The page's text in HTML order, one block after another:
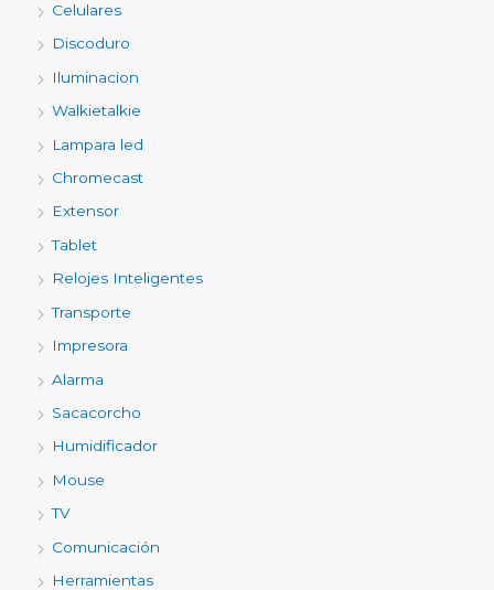
Celulares
Discoduro
Iluminacion
Walkietalkie
Lampara led
Chromecast
Extensor
Tablet
Relojes Inteligentes
Transporte
Impresora
Alarma
Sacacorcho
Humidificador
Mouse
TV
Comunicación
Herramientas